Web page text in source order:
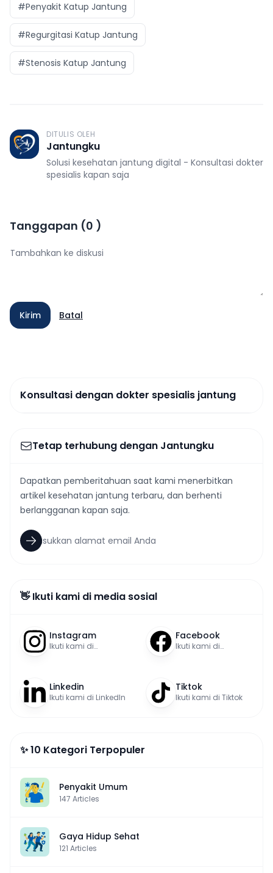
#Penyakit Katup Jantung
#Regurgitasi Katup Jantung
#Stenosis Katup Jantung
J
DITULIS OLEH
Jantungku
Solusi kesehatan jantung digital - Konsultasi dokter
spesialis kapan saja
Tanggapan (0 )
Kirim Batal
Konsultasi dengan dokter spesialis jantung
Tetap terhubung dengan Jantungku
Dapatkan pemberitahuan saat kami menerbitkan
artikel kesehatan jantung terbaru, dan berhenti
berlangganan kapan saja.
👋 Ikuti kami di media sosial
Instagram
Ikuti kami di
Facebook
Ikuti kami di
Linkedin
Ikuti kami di LinkedIn
Tiktok
Ikuti kami di Tiktok
✨ 10 Kategori Terpopuler
Penyakit Umum
147 Articles
Gaya Hidup Sehat
121 Articles